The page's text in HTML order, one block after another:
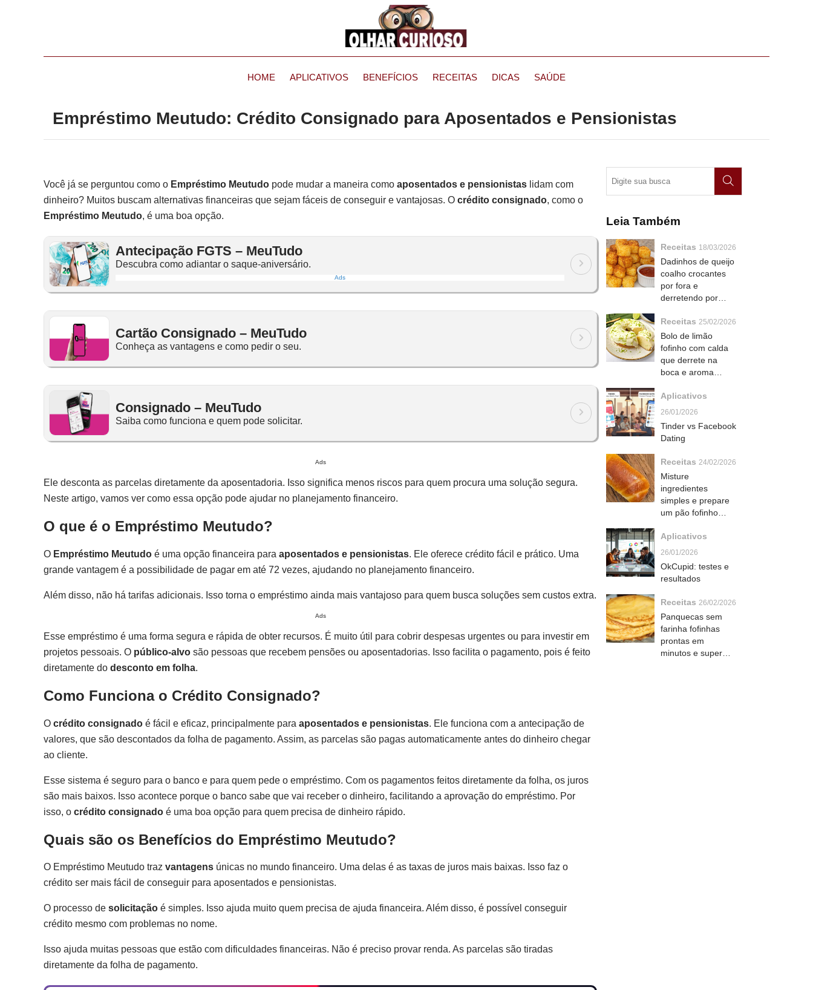
HOME APLICATIVOS BENEFÍCIOS RECEITAS DICAS SAÚDE
Empréstimo Meutudo: Crédito Consignado para Aposentados e Pensionistas
Você já se perguntou como o Empréstimo Meutudo pode mudar a maneira como aposentados e pensionistas lidam com
dinheiro? Muitos buscam alternativas financeiras que sejam fáceis de conseguir e vantajosas. O crédito consignado, como o
Empréstimo Meutudo, é uma boa opção.
Antecipação FGTS – MeuTudo
Descubra como adiantar o saque-aniversário.
Ads
Cartão Consignado – MeuTudo
Conheça as vantagens e como pedir o seu.
Consignado – MeuTudo
Saiba como funciona e quem pode solicitar.
Ads
Ele desconta as parcelas diretamente da aposentadoria. Isso significa menos riscos para quem procura uma solução segura.
Neste artigo, vamos ver como essa opção pode ajudar no planejamento financeiro.
O que é o Empréstimo Meutudo?
O Empréstimo Meutudo é uma opção financeira para aposentados e pensionistas. Ele oferece crédito fácil e prático. Uma
grande vantagem é a possibilidade de pagar em até 72 vezes, ajudando no planejamento financeiro.
Além disso, não há tarifas adicionais. Isso torna o empréstimo ainda mais vantajoso para quem busca soluções sem custos extra.
Ads
Esse empréstimo é uma forma segura e rápida de obter recursos. É muito útil para cobrir despesas urgentes ou para investir em
projetos pessoais. O público-alvo são pessoas que recebem pensões ou aposentadorias. Isso facilita o pagamento, pois é feito
diretamente do desconto em folha.
Como Funciona o Crédito Consignado?
O crédito consignado é fácil e eficaz, principalmente para aposentados e pensionistas. Ele funciona com a antecipação de
valores, que são descontados da folha de pagamento. Assim, as parcelas são pagas automaticamente antes do dinheiro chegar
ao cliente.
Esse sistema é seguro para o banco e para quem pede o empréstimo. Com os pagamentos feitos diretamente da folha, os juros
são mais baixos. Isso acontece porque o banco sabe que vai receber o dinheiro, facilitando a aprovação do empréstimo. Por
isso, o crédito consignado é uma boa opção para quem precisa de dinheiro rápido.
Quais são os Benefícios do Empréstimo Meutudo?
O Empréstimo Meutudo traz vantagens únicas no mundo financeiro. Uma delas é as taxas de juros mais baixas. Isso faz o
crédito ser mais fácil de conseguir para aposentados e pensionistas.
O processo de solicitação é simples. Isso ajuda muito quem precisa de ajuda financeira. Além disso, é possível conseguir
crédito mesmo com problemas no nome.
Isso ajuda muitas pessoas que estão com dificuldades financeiras. Não é preciso provar renda. As parcelas são tiradas
diretamente da folha de pagamento.
Leia Também
Receitas 18/03/2026
Dadinhos de queijo
coalho crocantes
por fora e
derretendo por
petisco irresistível
Receitas 25/02/2026
Bolo de limão
fofinho com calda
que derrete na
boca e aroma
Aplicativos
26/01/2026
Tinder vs Facebook
Dating
Receitas 24/02/2026
Misture
ingredientes
simples e prepare
um pão fofinho
na boca
Aplicativos
26/01/2026
OkCupid: testes e
resultados
Receitas 26/02/2026
Panquecas sem
farinha fofinhas
prontas em
minutos e super